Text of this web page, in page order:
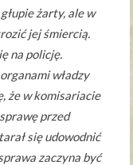
żarty, ale w
jej śmiercią.
na policję.
władzy
że w komisariacie
przed
się udowodnić
zaczyna być